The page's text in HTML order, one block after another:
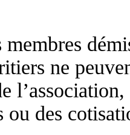
membres
ne
ou des